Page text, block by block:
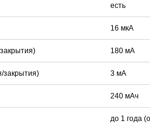
есть
16 мкА
180 мА
закрытия) 3 мА
240 мАч
до 1 года